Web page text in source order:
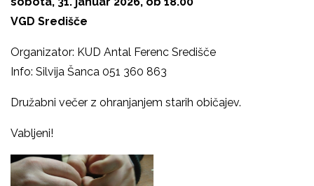
VGD Središče
Organizator: KUD Antal Ferenc Središče
Info: Silvija Šanca 051 360 863
Družabni večer z ohranjanjem starih običajev.
Vabljeni!